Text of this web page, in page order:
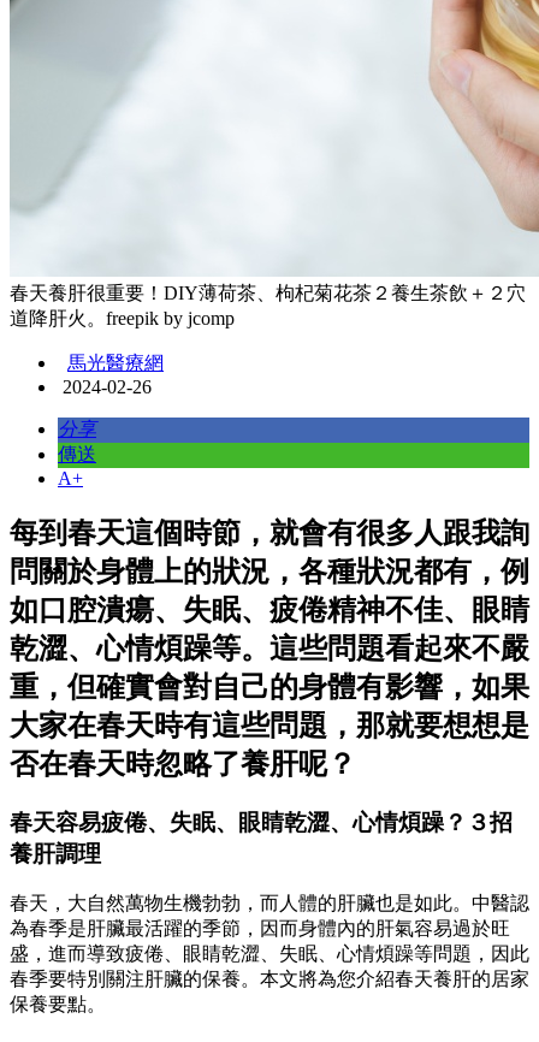
春天養肝很重要！DIY薄荷茶、枸杞菊花茶２養生茶飲＋２穴
道降肝火。freepik by jcomp
馬光醫療網
2024-02-26
分享
傳送
A+
每到春天這個時節，就會有很多人跟我詢
問關於身體上的狀況，各種狀況都有，例
如口腔潰瘍、失眠、疲倦精神不佳、眼睛
乾澀、心情煩躁等。這些問題看起來不嚴
重，但確實會對自己的身體有影響，如果
大家在春天時有這些問題，那就要想想是
否在春天時忽略了養肝呢？
春天容易疲倦、失眠、眼睛乾澀、心情煩躁？３招
養肝調理
春天，大自然萬物生機勃勃，而人體的肝臟也是如此。中醫認
為春季是肝臟最活躍的季節，因而身體內的肝氣容易過於旺
盛，進而導致疲倦、眼睛乾澀、失眠、心情煩躁等問題，因此
春季要特別關注肝臟的保養。本文將為您介紹春天養肝的居家
保養要點。